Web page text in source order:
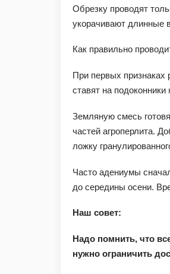
Обрезку проводят
укорачивают длинные
Как правильно
При первых признаках
ставят на
Земляную смесь
частей агроперлита.
ложку
Часто адениумы
до середины осени.
Наш совет:
Надо помнить, что
нужно ограничить